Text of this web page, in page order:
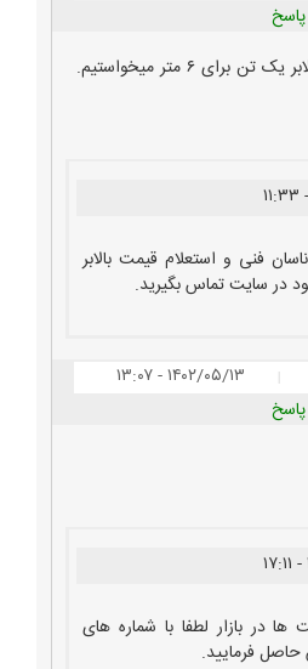
پاسخ
درود بر شما. یک بالابر یک تن برای ۶ متر میخواستیم.
فنی و استعلام قیمت بالابر
در سایت تماس بگیرید.
| ۱۴۰۲/۰۵/۱۳ - ۱۳:۰۷
پاسخ
ها در بازار لطفا با شماره های
فرمایید.